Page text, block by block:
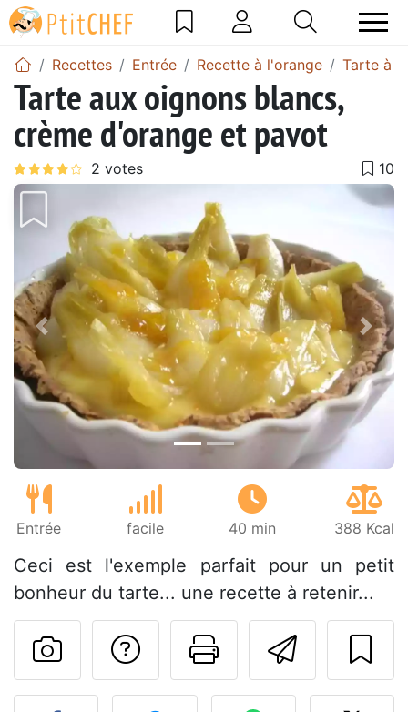
Recettes Entrée Recette à l'orange Tarte à
Tarte aux oignons blancs,
crème d'orange et pavot
Précédent
Entrée facile 40 min 388 Kcal
Ceci est l'exemple parfait pour un petit
bonheur du tarte... une recette à retenir...
Imprimer
Poser une
Publier votre photo de